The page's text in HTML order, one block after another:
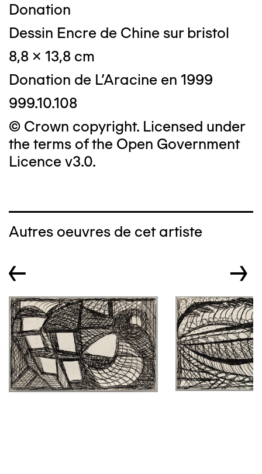
Donation
Dessin Encre de Chine sur bristol
8,8 x 13,8 cm
Donation de L'Aracine en 1999
999.10.108
© Crown copyright. Licensed under
the terms of the Open Government
Licence v3.0.
Autres oeuvres de cet artiste
← →